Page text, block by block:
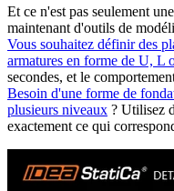
Et ce n'est pas seulement
maintenant d'outils de
Vous souhaitez définir des
armatures en forme de U, L
secondes, et le
Besoin d'une forme de
plusieurs niveaux ? Utilisez
exactement ce qui